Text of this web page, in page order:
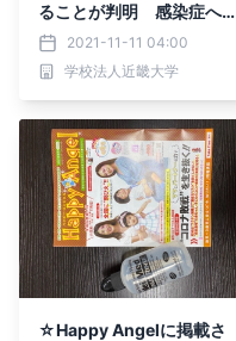
ることが判明 感染症への
恐怖感だけでなく孤独感が
関連
2021-11-11 04:00
学校法人近畿大学
☆Happy Angelに掲載さ